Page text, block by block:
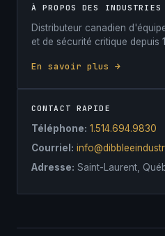
À PROPOS DES
Distributeur canadien
et de sécurité critique depuis
En savoir plus →
CONTACT RAPIDE
Téléphone: 1.514.694.9830
Courriel:
Adresse: Saint-Laurent,